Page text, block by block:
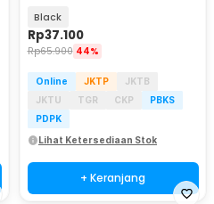
Black
Rp37.100
Rp65.900 44%
Online JKTP
JKTB
JKTU
TGR CKP
PBKS
PDPK
Lihat Ketersediaan Stok
+ Keranjang